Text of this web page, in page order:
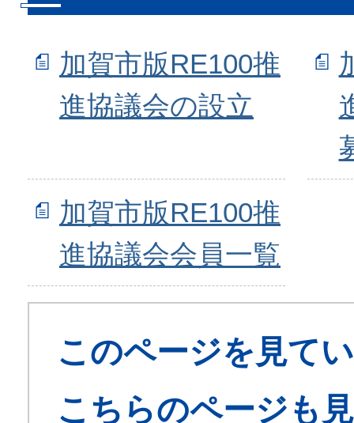
加賀市版RE100推
進協議会の設立
加賀市版RE100推
進協議会会員一覧
このページを見て
こちらのページも